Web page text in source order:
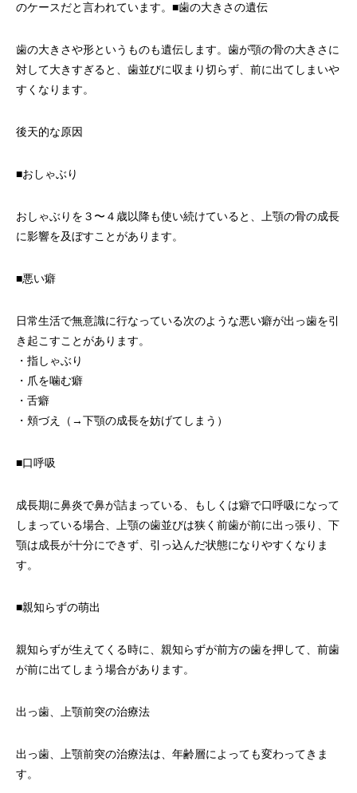
のケースだと言われています。■歯の大きさの遺伝
歯の大きさや形というものも遺伝します。歯が顎の骨の大きさに
対して大きすぎると、歯並びに収まり切らず、前に出てしまいや
すくなります。
後天的な原因
■おしゃぶり
おしゃぶりを３〜４歳以降も使い続けていると、上顎の骨の成長
に影響を及ぼすことがあります。
■悪い癖
日常生活で無意識に行なっている次のような悪い癖が出っ歯を引
き起こすことがあります。
・指しゃぶり
・爪を噛む癖
・舌癖
・頬づえ（→下顎の成長を妨げてしまう）
■口呼吸
成長期に鼻炎で鼻が詰まっている、もしくは癖で口呼吸になって
しまっている場合、上顎の歯並びは狭く前歯が前に出っ張り、下
顎は成長が十分にできず、引っ込んだ状態になりやすくなりま
す。
■親知らずの萌出
親知らずが生えてくる時に、親知らずが前方の歯を押して、前歯
が前に出てしまう場合があります。
出っ歯、上顎前突の治療法
出っ歯、上顎前突の治療法は、年齢層によっても変わってきま
す。